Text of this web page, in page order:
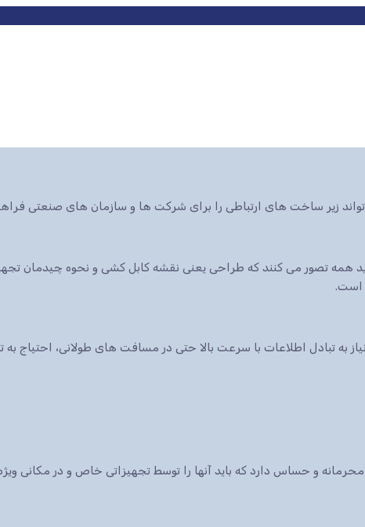
زیر ساخت های ارتباطی را برای شرکت ها و سازمان های صنعتی
تصور می کنند که طراحی یعنی نقشه کابل کشی و نحوه چیدمان
است.
به تبادل اطلاعات با سرعت بالا حتی در مسافت های طولانی، احتیاج
و حساس دارد که باید آنها را توسط تجهیزاتی خاص و در مکانی